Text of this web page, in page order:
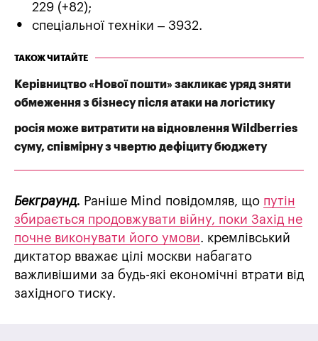
229 (+82);
спеціальної техніки – 3932.
ТАКОЖ ЧИТАЙТЕ
Керівництво «Нової пошти» закликає уряд зняти
обмеження з бізнесу після атаки на логістику
росія може витратити на відновлення Wildberries
суму, співмірну з чвертю дефіциту бюджету
Бекграунд. Раніше Mind повідомляв, що путін
збирається продовжувати війну, поки Захід не
почне виконувати його умови. кремлівський
диктатор вважає цілі москви набагато
важливішими за будь-які економічні втрати від
західного тиску.